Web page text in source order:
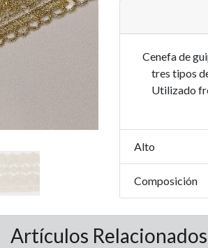
Next
Cenefa de
tres tipos
Utilizado
Alto
Composición
Artículos Relacionados